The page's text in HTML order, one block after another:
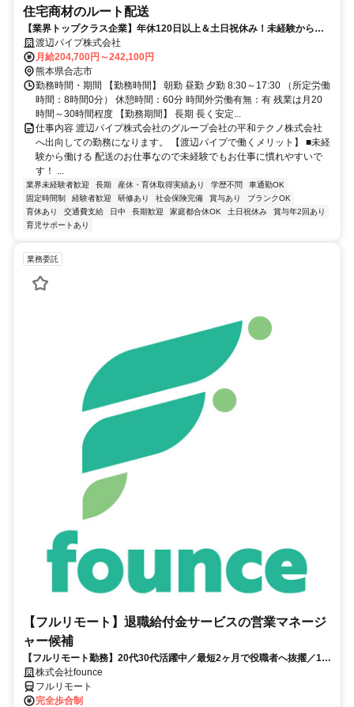
住宅商材のルート配送
【業界トップクラス企業】年休120日以上＆土日祝休み！未経験から大
手企業でキャリアアップを目指せる！
渡辺パイプ株式会社
月給204,700円～242,100円
熊本県合志市
勤務時間・期間 【勤務時間】 朝勤 昼勤 夕勤 8:30～17:30 （所定労働
時間：8時間0分） 休憩時間：60分 時間外労働有無：有 残業は月20
時間～30時間程度 【勤務期間】 長期 長く安定...
仕事内容 渡辺パイプ株式会社のグループ会社の平和テクノ株式会社
へ出向しての勤務になります。 【渡辺パイプで働くメリット】 ■未経
験から働ける 配送のお仕事なので未経験でもお仕事に慣れやすいで
す！ ...
業界未経験者歓迎 長期 産休・育休取得実績あり 学歴不問
車通勤OK
固定時間制
経験者歓迎 研修あり 社会保険完備 賞与あり
ブランクOK
育休あり
交通費支給 日中 長期歓迎 家庭都合休OK 土日祝休み
賞与年2回あり
育児サポートあり
業務委託
【フルリモート】退職給付金サービスの営業マネージ
ャー候補
【フルリモート勤務】20代30代活躍中／最短2ヶ月で役職者へ抜擢／1年
目の最高月収100万円／営業経験1年あればOK／月100h以上の稼働
株式会社founce
フルリモート
完全歩合制